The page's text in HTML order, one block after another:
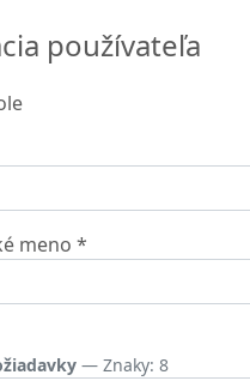
používateľa
meno *
— Znaky: 8